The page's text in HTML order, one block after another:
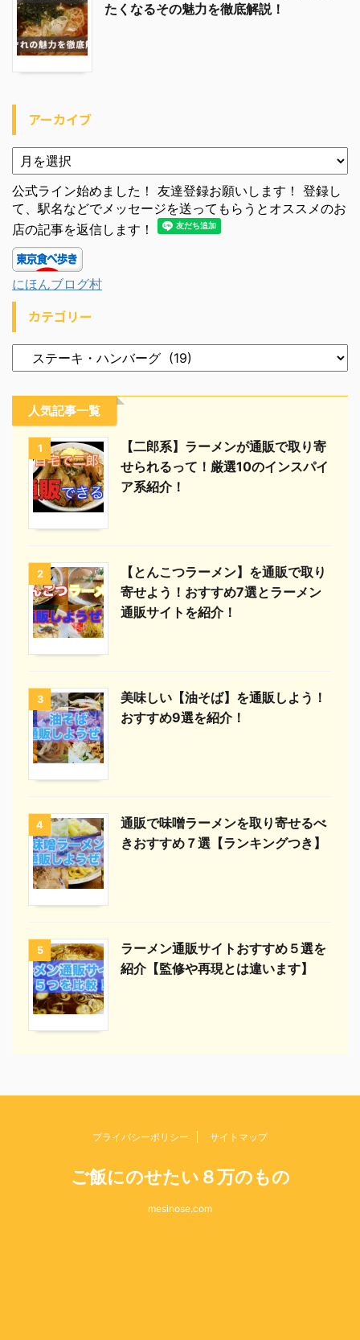
たくなるその魅力を徹底解説！
アーカイブ
公式ライン始めました！ 友達登録お願いします！ 登録し
て、駅名などでメッセージを送ってもらうとオススメのお
店の記事を返信します！
にほんブログ村
カテゴリー
人気記事一覧
1
【二郎系】ラーメンが通販で取り寄
せられるって！厳選10のインスパイ
ア系紹介！
2
【とんこつラーメン】を通販で取り
寄せよう！おすすめ7選とラーメン
通販サイトを紹介！
3
美味しい【油そば】を通販しよう！
おすすめ9選を紹介！
4
通販で味噌ラーメンを取り寄せるべ
きおすすめ７選【ランキングつき】
5
ラーメン通販サイトおすすめ５選を
紹介【監修や再現とは違います】
プライバシーポリシー サイトマップ
ご飯にのせたい８万のもの
mesinose.com